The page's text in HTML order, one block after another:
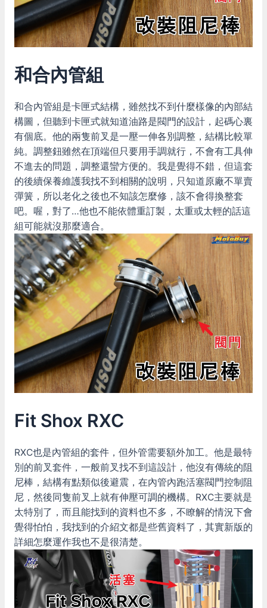
和合內管組
和合內管組是卡匣式結構，雖然找不到什麼樣像的內部結
構圖，但聽到卡匣式就知道油路是閥門的設計，起碼心裏
有個底。他的兩隻前叉是一壓一伸各別調整，結構比較單
純。調整鈕雖然在頂端但只要用手調就行，不會有工具伸
不進去的問題，調整還蠻方便的。我是覺得不錯，但這套
的後續保養維護我找不到相關的說明，只知道原廠不單賣
彈簧，所以老化之後也不知該怎麼修，該不會得換整套
吧。喔，對了…他也不能依體重訂製，太重或太輕的話這
組可能就沒那麼適合。
Fit Shox RXC
RXC也是內管組的套件，但外管需要額外加工。他是最特
別的前叉套件，一般前叉找不到這設計，他沒有傳統的阻
尼棒，結構有點類似後避震，在內管內跑活塞閥門控制阻
尼，然後同隻前叉上就有伸壓可調的機構。RXC主要就是
太特別了，而且能找到的資料也不多，不瞭解的情況下會
覺得怕怕，我找到的介紹文都是些舊資料了，其實新版的
詳細怎麼運作我也不是很清楚。